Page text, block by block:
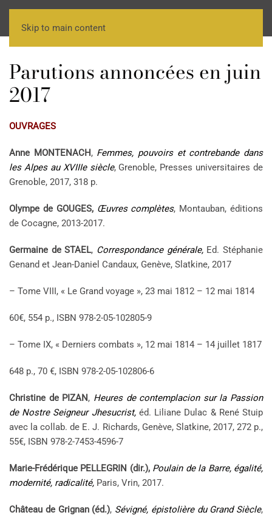
Skip to main content
Parutions annoncées en juin
2017
OUVRAGES
Anne MONTENACH, Femmes, pouvoirs et contrebande dans
les Alpes au XVIIIe siècle, Grenoble, Presses universitaires de
Grenoble, 2017, 318 p.
Olympe de GOUGES, Œuvres complètes, Montauban, éditions
de Cocagne, 2013-2017.
Germaine de STAEL, Correspondance générale,Ed. Stéphanie
Genand et Jean-Daniel Candaux, Genève, Slatkine, 2017
– Tome VIII, « Le Grand voyage », 23 mai 1812 – 12 mai 1814
60€, 554 p., ISBN 978-2-05-102805-9
– Tome IX, « Derniers combats », 12 mai 1814 – 14 juillet 1817
648 p., 70 €, ISBN 978-2-05-102806-6
Christine de PIZAN, Heures de contemplacion sur la Passion
de Nostre Seigneur Jhesucrist,éd. Liliane Dulac & René Stuip
avec la collab. de E. J. Richards, Genève, Slatkine, 2017, 272 p.,
55€, ISBN 978-2-7453-4596-7
Marie-Frédérique PELLEGRIN (dir.), Poulain de la Barre, égalité,
modernité, radicalité, Paris, Vrin, 2017.
Château de Grignan (éd.), Sévigné, épistolière du Grand Siècle,